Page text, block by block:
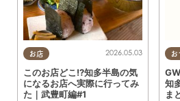
お店 2026.05.03
このお店どこ!?知多半島の気
になるお店へ実際に行ってみ
た｜武豊町編#1
お
知
ま